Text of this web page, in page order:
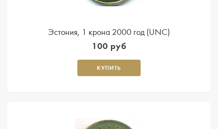
Эстония, 1 крона 2000 год (UNC)
100 руб
КУПИТЬ